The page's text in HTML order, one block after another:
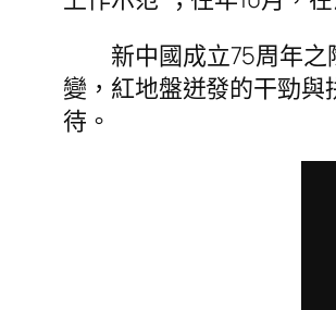
新中國成立75周年
變，紅地盤迸發的干勁與
待。